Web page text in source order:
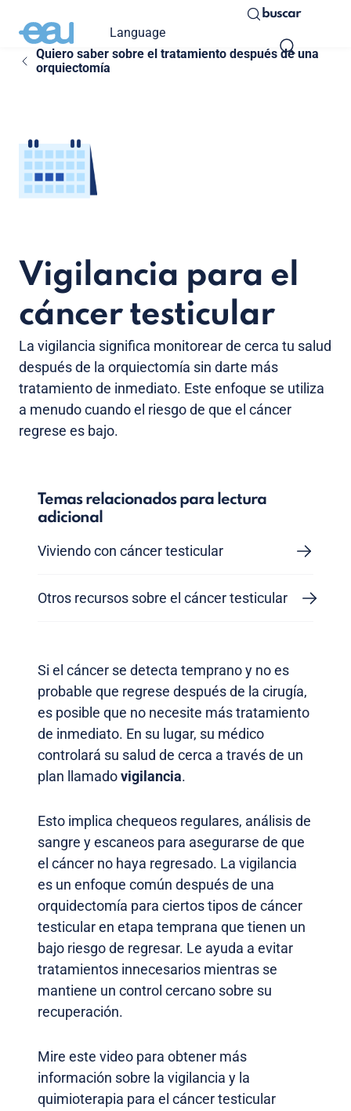
Language
buscar
Quiero saber sobre el tratamiento después de una
orquiectomía
Vigilancia para el
cáncer testicular
La vigilancia significa monitorear de cerca tu salud
después de la orquiectomía sin darte más
tratamiento de inmediato. Este enfoque se utiliza
a menudo cuando el riesgo de que el cáncer
regrese es bajo.
Temas relacionados para lectura
adicional
Viviendo con cáncer testicular
Otros recursos sobre el cáncer testicular
Si el cáncer se detecta temprano y no es
probable que regrese después de la cirugía,
es posible que no necesite más tratamiento
de inmediato. En su lugar, su médico
controlará su salud de cerca a través de un
plan llamadovigilancia.
Esto implica chequeos regulares, análisis de
sangre y escaneos para asegurarse de que
el cáncer no haya regresado. La vigilancia
es un enfoque común después de una
orquidectomía para ciertos tipos de cáncer
testicular en etapa temprana que tienen un
bajo riesgo de regresar. Le ayuda a evitar
tratamientos innecesarios mientras se
mantiene un control cercano sobre su
recuperación.
Mire este video para obtener más
información sobre la vigilancia y la
quimioterapia para el cáncer testicular